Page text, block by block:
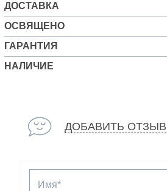
ДОСТАВКА
ОСВЯЩЕНО
ГАРАНТИЯ
НАЛИЧИЕ
ДОБАВИТЬ ОТЗЫВ
Имя*